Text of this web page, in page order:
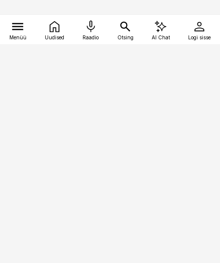
Menüü Uudised Raadio Otsing AI Chat Logi sisse